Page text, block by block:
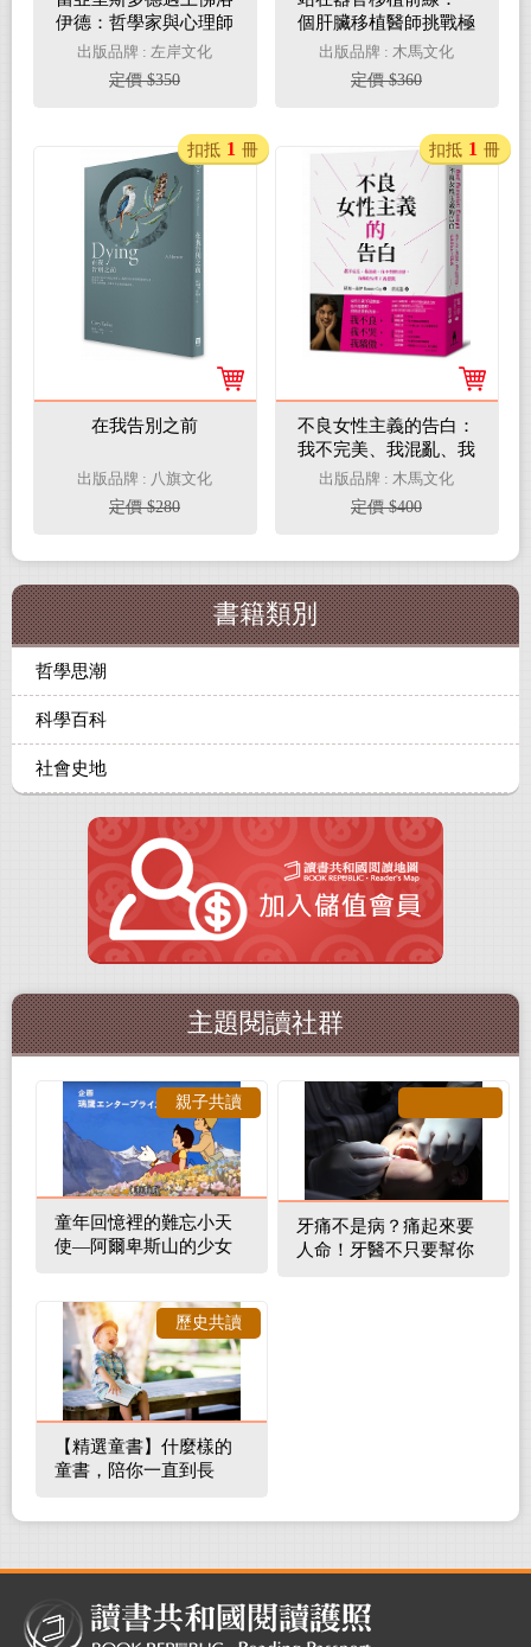
伊德：哲學家與心理師
的人生小客廳
出版品牌 : 左岸文化
定價 $350
個肝臟移植醫師挑戰極
限、修復生命、見證醫
療突破的現場故事
出版品牌 : 木馬文化
定價 $360
在我告別之前
出版品牌 : 八旗文化
定價 $280
扣抵 1 冊
不良女性主義的告白：
我不完美、我混亂、我
不怕被討厭，我擁抱女
性主義標籤
出版品牌 : 木馬文化
定價 $400
扣抵 1 冊
書籍類別
哲學思潮
科學百科
社會史地
主題閱讀社群
童年回憶裡的難忘小天
使—阿爾卑斯山的少女
親子共讀
牙痛不是病？痛起來要
人命！牙醫不只要幫你
【精選童書】什麼樣的
童書，陪你一直到長
歷史共讀